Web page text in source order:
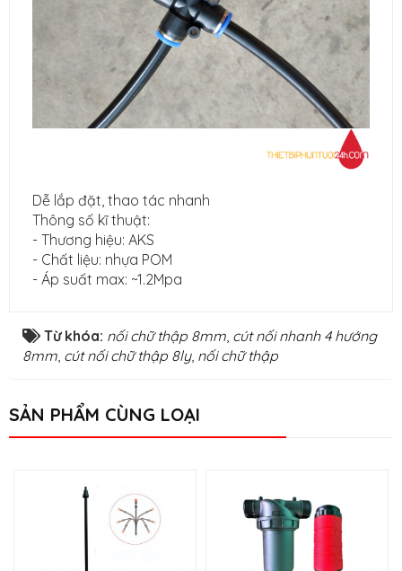
Dễ lắp đặt, thao tác nhanh
Thông số kĩ thuật:
- Thương hiệu: AKS
- Chất liệu: nhựa POM
- Áp suất max: ~1.2Mpa
Từ khóa: nối chữ thập 8mm, cút nối nhanh 4 hướng
8mm, cút nối chữ thập 8ly, nối chữ thập
SẢN PHẨM CÙNG LOẠI